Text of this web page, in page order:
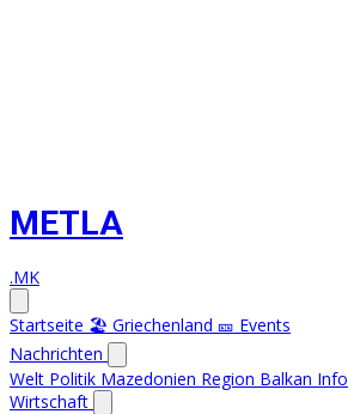
METLA
.MK
Startseite 🏖️ Griechenland 🎫 Events
Nachrichten
Welt Politik Mazedonien Region Balkan Info
Wirtschaft